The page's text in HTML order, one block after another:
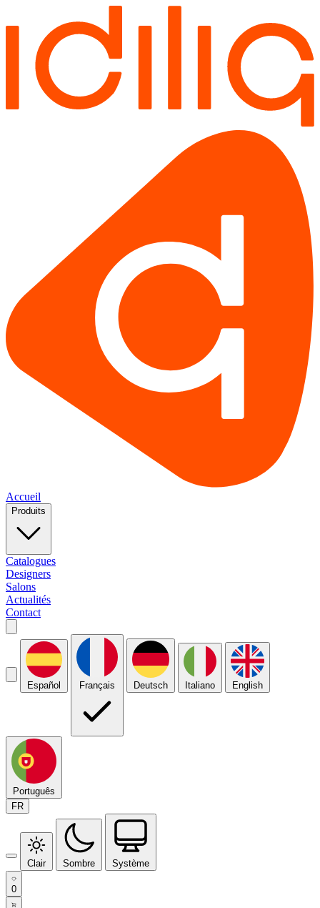
Accueil
Produits
Catalogues
Designers
Salons
Actualités
Contact
Español Français Deutsch Italiano English
Português
FR
Clair Sombre Système
0